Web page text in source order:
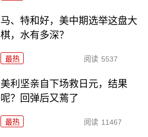
马、特和好，美中期选举这盘大
棋，水有多深？
最热 阅读 5537
美利坚亲自下场救日元，结果
呢？回弹后又蔫了
最热 阅读 11467